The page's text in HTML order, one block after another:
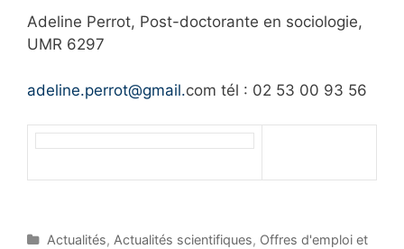
Adeline Perrot, Post-doctorante en sociologie,
UMR 6297
adeline.perrot@gmail.com tél : 02 53 00 93 56
C
Actualités, Actualités scientifiques, Offres d'emploi et